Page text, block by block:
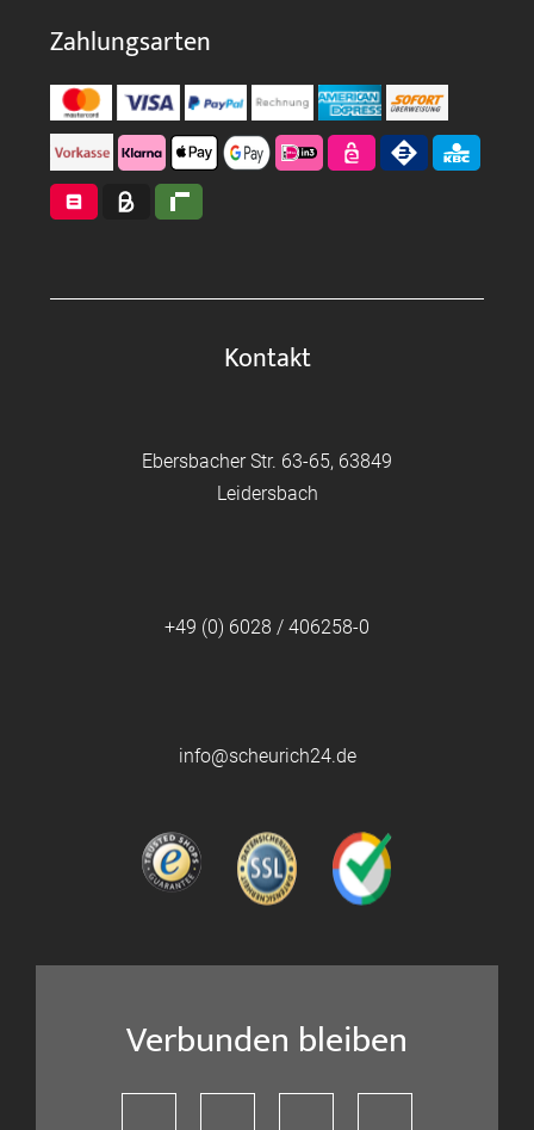
Zahlungsarten
Kontakt
Ebersbacher Str. 63-65, 63849
Leidersbach
+49 (0) 6028 / 406258-0
info@scheurich24.de
Verbunden bleiben